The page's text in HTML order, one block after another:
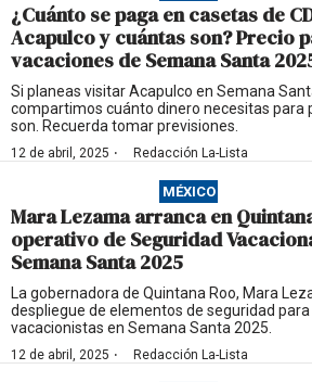
¿Cuánto se paga en casetas de
Acapulco y cuántas son? Precio
vacaciones de Semana Santa
Si planeas visitar Acapulco en Semana
compartimos cuánto dinero necesitas para
son. Recuerda tomar previsiones.
12 de abril, 2025 · Redacción La-Lista
MÉXICO
Mara Lezama arranca en
operativo de Seguridad
Semana Santa 2025
La gobernadora de Quintana Roo, Mara
despliegue de elementos de seguridad
vacacionistas en Semana Santa 2025.
12 de abril, 2025 · Redacción La-Lista